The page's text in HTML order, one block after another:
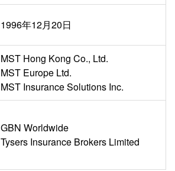
1996年12月20日
MST Hong Kong Co., Ltd.
MST Europe Ltd.
MST Insurance Solutions Inc.
GBN Worldwide
Tysers Insurance Brokers Limited